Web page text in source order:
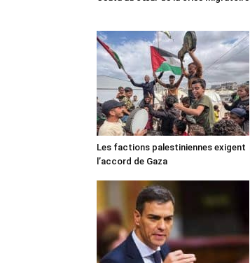
Les factions palestiniennes exigent
l’accord de Gaza